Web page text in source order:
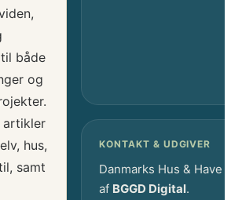
både
og
artikler
hus,
samt
KONTAKT & UDGIVER
Danmarks Hus & Have
af BGGD Digital.